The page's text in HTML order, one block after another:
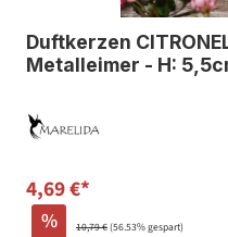
Duftkerzen
Metalleimer - H:
4,69 €*
% 10,79 €(56.53% gespart)